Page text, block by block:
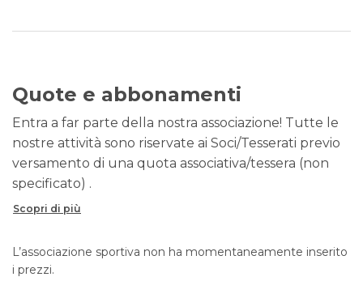
Quote e abbonamenti
Entra a far parte della nostra associazione! Tutte le
nostre attività sono riservate ai Soci/Tesserati previo
versamento di una quota associativa/tessera (non
specificato) .
Scopri di più
L’associazione sportiva non ha momentaneamente inserito
i prezzi.